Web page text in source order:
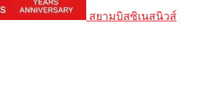
สยามบิสซิเนสนิวส์